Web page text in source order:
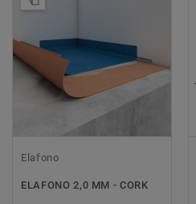
Elafono
ELAFONO 2,0 MM - CORK